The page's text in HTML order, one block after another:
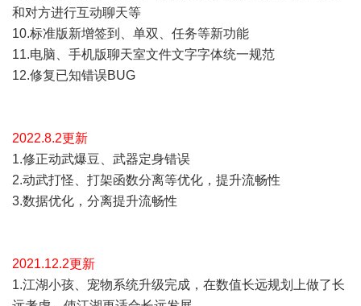
和对方进行互动聊天等
10.标准版新增签到、单双、任务等新功能
11.电脑、手机版聊天室文件文字字体统一规范
12.修复已知错误BUG
2022.8.2更新
1.修正动武爆豆、武器定身错误
2.动武打怪、打架函数分离等优化，提升流畅性
3.数据优化，分离提升流畅性
2021.12.2更新
1.江湖小孩、宠物系统升级完成，在数值长远规划上做了长